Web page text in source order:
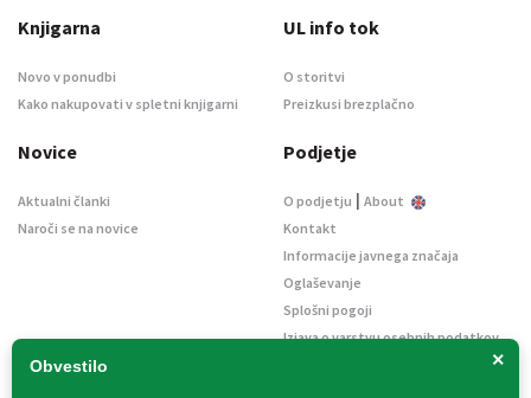
×
Obvestilo
Knjigarna
Novo v ponudbi
Kako nakupovati v spletni knjigarni
UL info tok
O storitvi
Preizkusi brezplačno
Novice
Aktualni članki
Naroči se na novice
Podjetje
O podjetju | About
Kontakt
Informacije javnega značaja
Oglaševanje
Splošni pogoji
Izjava o varstvu osebnih podatkov